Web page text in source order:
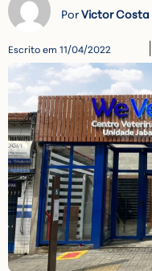
Victor Costa
Escrito em 11/04/2022